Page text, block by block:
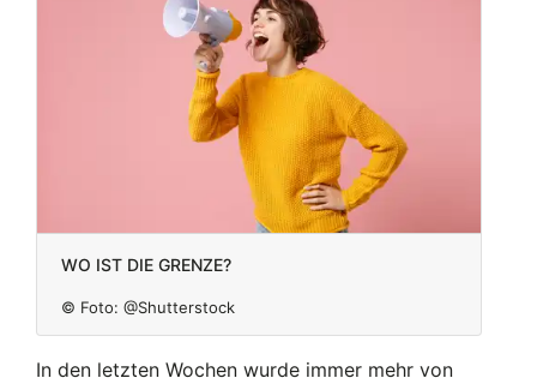
Wo ist die Grenze?
© Foto: @Shutterstock
In den letzten Wochen wurde immer mehr von